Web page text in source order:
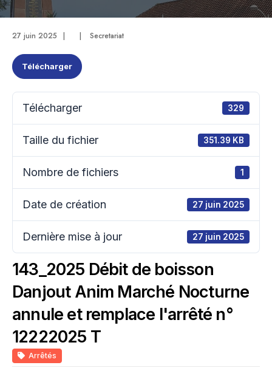
27 juin 2025 | | Secretariat
Télécharger
Télécharger 329
Taille du fichier 351.39 KB
Nombre de fichiers 1
Date de création 27 juin 2025
Dernière mise à jour 27 juin 2025
143_2025 Débit de boisson
Danjout Anim Marché Nocturne
annule et remplace l'arrêté n°
12222025 T
Arrêtés